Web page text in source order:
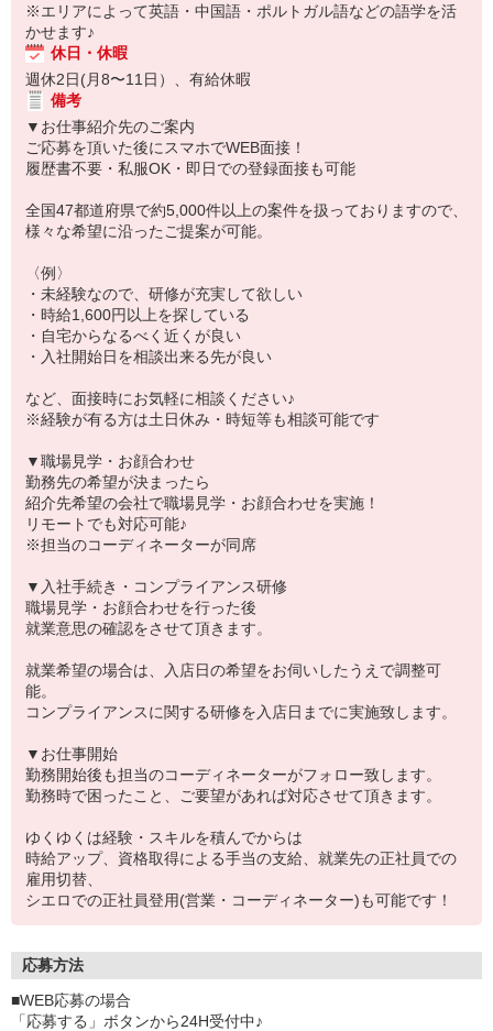
※エリアによって英語・中国語・ポルトガル語などの語学を活
かせます♪
休日・休暇
週休2日(月8〜11日）、有給休暇
備考
▼お仕事紹介先のご案内
ご応募を頂いた後にスマホでWEB面接！
履歴書不要・私服OK・即日での登録面接も可能
全国47都道府県で約5,000件以上の案件を扱っておりますので、
様々な希望に沿ったご提案が可能。
〈例〉
・未経験なので、研修が充実して欲しい
・時給1,600円以上を探している
・自宅からなるべく近くが良い
・入社開始日を相談出来る先が良い
など、面接時にお気軽に相談ください♪
※経験が有る方は土日休み・時短等も相談可能です
▼職場見学・お顔合わせ
勤務先の希望が決まったら
紹介先希望の会社で職場見学・お顔合わせを実施！
リモートでも対応可能♪
※担当のコーディネーターが同席
▼入社手続き・コンプライアンス研修
職場見学・お顔合わせを行った後
就業意思の確認をさせて頂きます。
就業希望の場合は、入店日の希望をお伺いしたうえで調整可
能。
コンプライアンスに関する研修を入店日までに実施致します。
▼お仕事開始
勤務開始後も担当のコーディネーターがフォロー致します。
勤務時で困ったこと、ご要望があれば対応させて頂きます。
ゆくゆくは経験・スキルを積んでからは
時給アップ、資格取得による手当の支給、就業先の正社員での
雇用切替、
シエロでの正社員登用(営業・コーディネーター)も可能です！
応募方法
■WEB応募の場合
「応募する」ボタンから24H受付中♪